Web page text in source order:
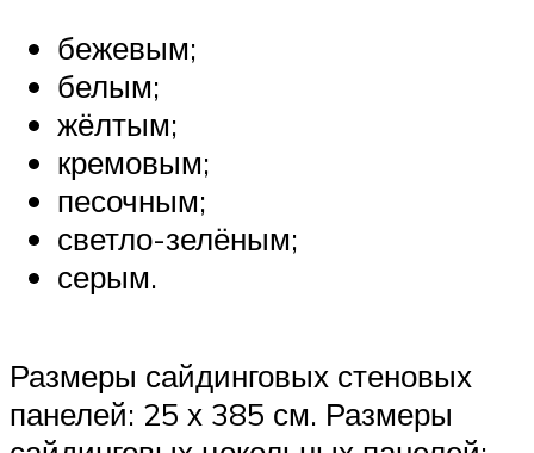
бежевым;
белым;
жёлтым;
кремовым;
песочным;
светло-зелёным;
серым.
Размеры сайдинговых стеновых
панелей: 25 х 385 см. Размеры